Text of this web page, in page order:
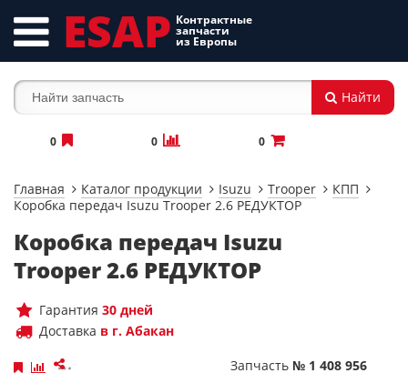
ESAP Контрактные
запчасти
из Европы
Найти
0 0 0
Главная Каталог продукции Isuzu Trooper
КПП
Коробка передач Isuzu Trooper 2.6 РЕДУКТОР
Коробка передач Isuzu
Trooper 2.6 РЕДУКТОР
Гарантия 30 дней
Доставка в г. Абакан
Запчасть № 1 408 956